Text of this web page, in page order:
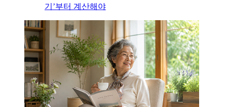
기’부터 계산해야